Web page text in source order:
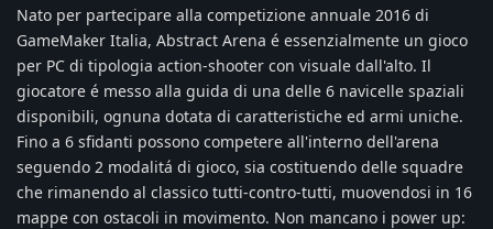
Nato per partecipare alla competizione annuale 2016 di
GameMaker Italia, Abstract Arena é essenzialmente un gioco
per PC di tipologia action-shooter con visuale dall'alto. Il
giocatore é messo alla guida di una delle 6 navicelle spaziali
disponibili, ognuna dotata di caratteristiche ed armi uniche.
Fino a 6 sfidanti possono competere all'interno dell'arena
seguendo 2 modalitá di gioco, sia costituendo delle squadre
che rimanendo al classico tutti-contro-tutti, muovendosi in 16
mappe con ostacoli in movimento. Non mancano i power up: